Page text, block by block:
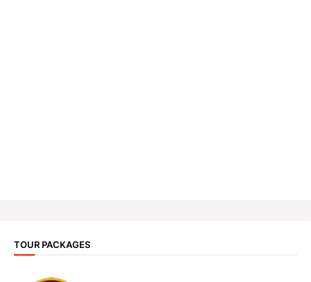
TOUR PACKAGES